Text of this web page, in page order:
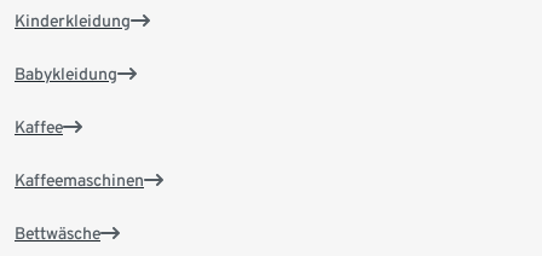
Kinderkleidung
Babykleidung
Kaffee
Kaffeemaschinen
Bettwäsche